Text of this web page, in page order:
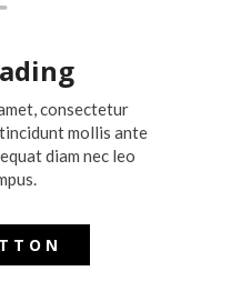
consectetur
mollis ante
diam nec leo